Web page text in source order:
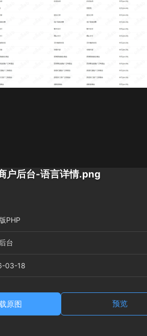
户后台-语言详情.png
PHP
台
03-18
原图 预览